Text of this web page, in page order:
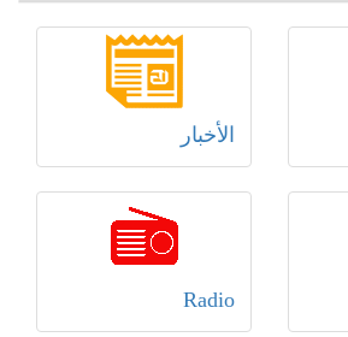
الأخبار
Radio